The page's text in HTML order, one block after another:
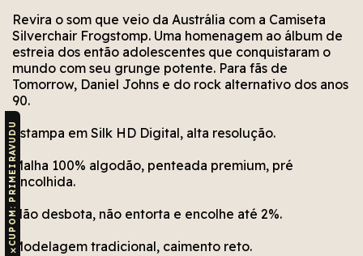
escrito?
alguns segundos.
novamente em alguns segundos.
Revira o som que veio da Austrália com a Camiseta
Silverchair Frogstomp. Uma homenagem ao álbum de
estreia dos então adolescentes que conquistaram o
mundo com seu grunge potente. Para fãs de
Tomorrow, Daniel Johns e do rock alternativo dos anos
90.
Estampa em Silk HD Digital, alta resolução.
Malha 100% algodão, penteada premium, pré
encolhida.
Não desbota, não entorta e encolhe até 2%.
Modelagem tradicional, caimento reto.
✕
CUPOM: PRIMEIRAVUDU